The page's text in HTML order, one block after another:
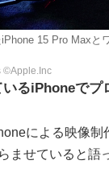
15 Pro Maxと
©Apple.Inc
るiPhoneでプ
による映像制
ませていると語